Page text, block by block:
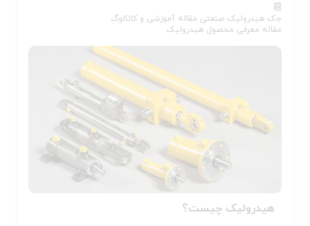
جک هیدرولیک صنعتی مقاله آموزشی و کاتالوگ
مقاله معرفی محصول هیدرولیک
هیدرولیک چیست؟